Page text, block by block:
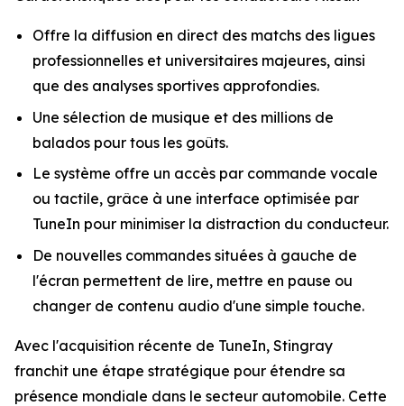
Offre la diffusion en direct des matchs des ligues
professionnelles et universitaires majeures, ainsi
que des analyses sportives approfondies.
Une sélection de musique et des millions de
balados pour tous les goûts.
Le système offre un accès par commande vocale
ou tactile, grâce à une interface optimisée par
TuneIn pour minimiser la distraction du conducteur.
De nouvelles commandes situées à gauche de
l'écran permettent de lire, mettre en pause ou
changer de contenu audio d'une simple touche.
Avec l'acquisition récente de TuneIn, Stingray
franchit une étape stratégique pour étendre sa
présence mondiale dans le secteur automobile. Cette